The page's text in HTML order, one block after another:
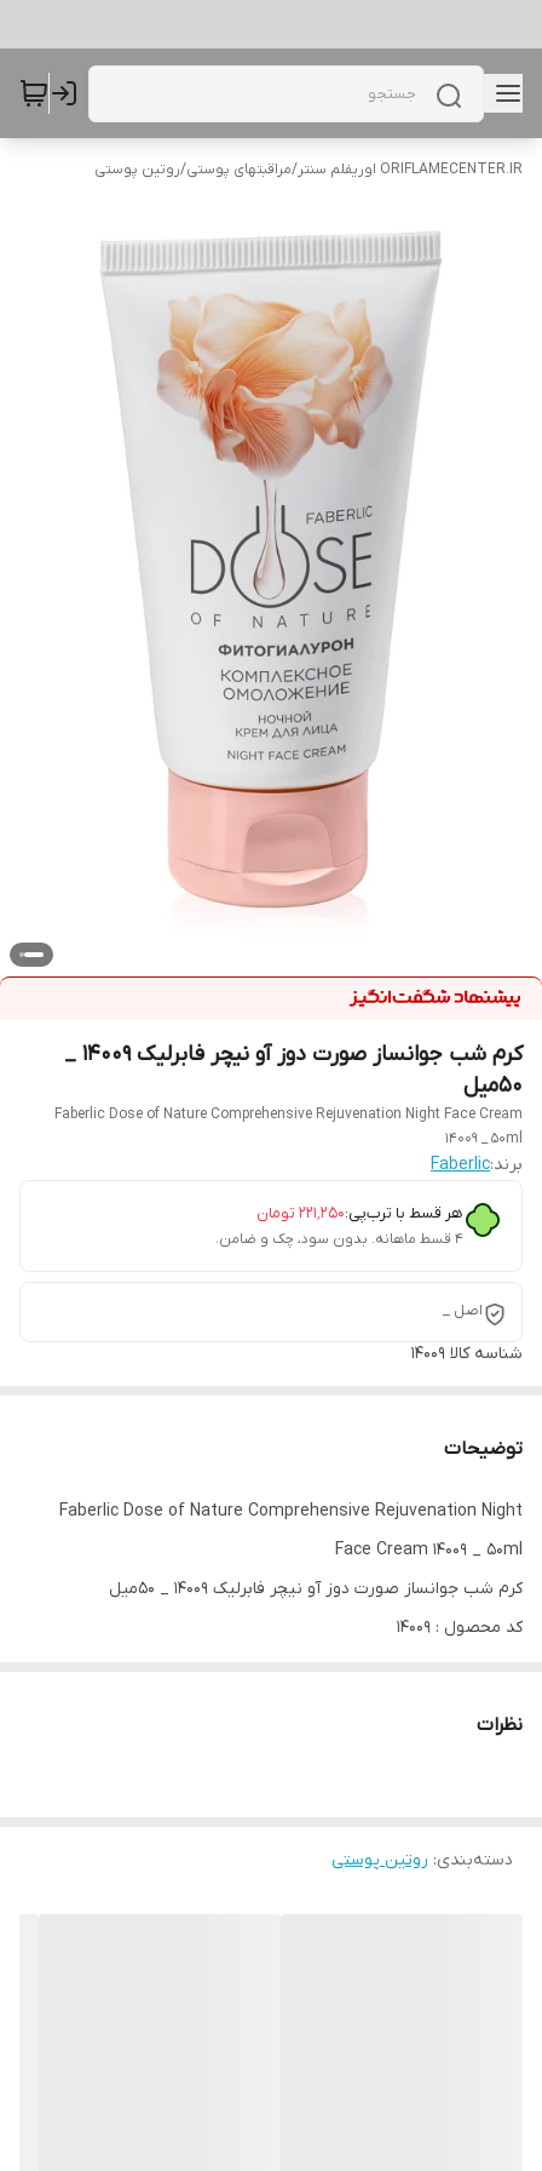
ORIFLAMECENTER.IR اوریفلم سنتر /مراقبتهای پوستی/روتین پوستی
کرم شب جوانساز صورت دوز آو نیچر فابرلیک 14009 _
50میل
Faberlic Dose of Nature Comprehensive Rejuvenation Night Face Cream
14009 _ 50ml
برند:Faberlic
هر قسط با ترب‌پی:۲۲۱٬۲۵۰ تومان
۴ قسط ماهانه. بدون سود، چک و ضامن.
اصل _
شناسه کالا 14009
توضیحات
Faberlic Dose of Nature Comprehensive Rejuvenation Night
Face Cream 14009 _ 50ml
کرم شب جوانساز صورت دوز آو نیچر فابرلیک 14009 _ 50میل
کد محصول : 14009
دوز طبیعت، انرژی گیاهان برای پوست زیباست!
طبیعی، ساخته شده‌اند.
نظرات
دسته‌بندی: روتین پوستی